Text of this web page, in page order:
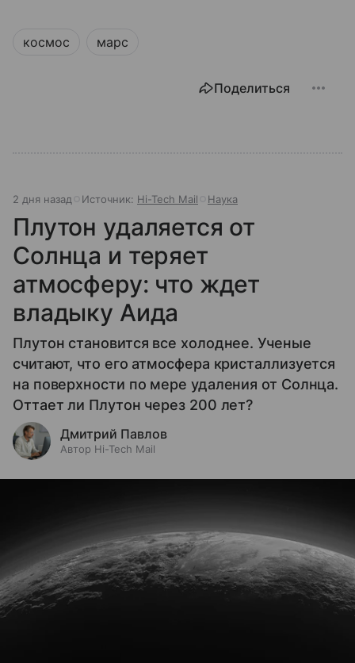
космос марс
Поделиться
2 дня назад Источник: Hi-Tech Mail Наука
Плутон удаляется от
Солнца и теряет
атмосферу: что ждет
владыку Аида
Плутон становится все холоднее. Ученые
считают, что его атмосфера кристаллизуется
на поверхности по мере удаления от Солнца.
Оттает ли Плутон через 200 лет?
Дмитрий Павлов
Автор Hi-Tech Mail